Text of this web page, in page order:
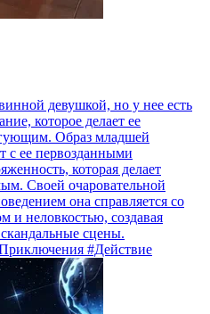
девушкой, но у нее есть
которое делает ее
Образ младшей
с ее первозданными
которая делает
Своей очаровательной
она справляется со
и неловкостью, создавая
сцены.
#Действие